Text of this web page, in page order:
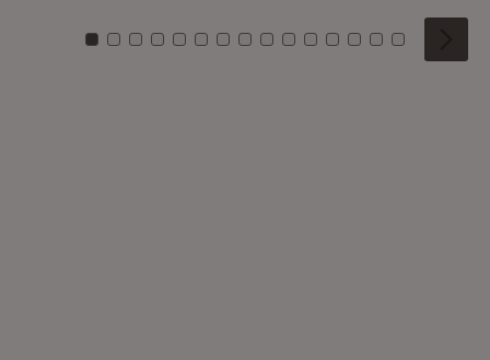
Zu Kachel: 0
Zu Kachel: 1
Zu Kachel: 2
Zu Kachel: 3
Zu Kachel: 4
Zu Kachel: 5
Zu Kachel: 6
Zu Kachel: 7
Zu Kachel: 8
Zu Kachel: 9
Zu Kachel: 10
Zu Kachel: 11
Zu Kachel: 12
Zu Kachel:
Zu